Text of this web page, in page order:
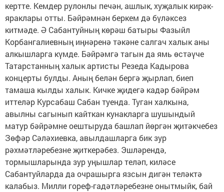
кертте. Кемдер рулонлы печән, ашлык, хуҗалык кирәк-
яраклары отты. Бәйрәмнән беркем дә бүләксез
китмәде. Ә Сабантуйның көрәш батыры Фазыйл
Корбангалиевның иңнәренә тәкәне салгач халык аны
алкышларга күмде. Бәйрәмгә тагын да ямь өстәүче
Татарстанның халык артисты Резеда Кадырова
концерты булды. Аның белән бергә җырлап, биеп
тамаша кылды халык. Кичке җидегә кадәр бәйрәм
иттеләр Курсабаш Сабан туенда. Туган халкына,
авылны сагынып кайткан кунакларга шушындый
матур бәйрәмне оештыруда башлап йөргән җитәкчебез
Зөфәр Сәләхиевка, авылдашларга бик зур
рәхмәтләребезне җиткерәбез. Эшләрендә,
тормышларында зур уңышлар теләп, киләсе
Сабантуйларда да очрашырга язсын дигән теләктә
калабыз. Милли гореф-гадәтләребезне онытмыйк, бай